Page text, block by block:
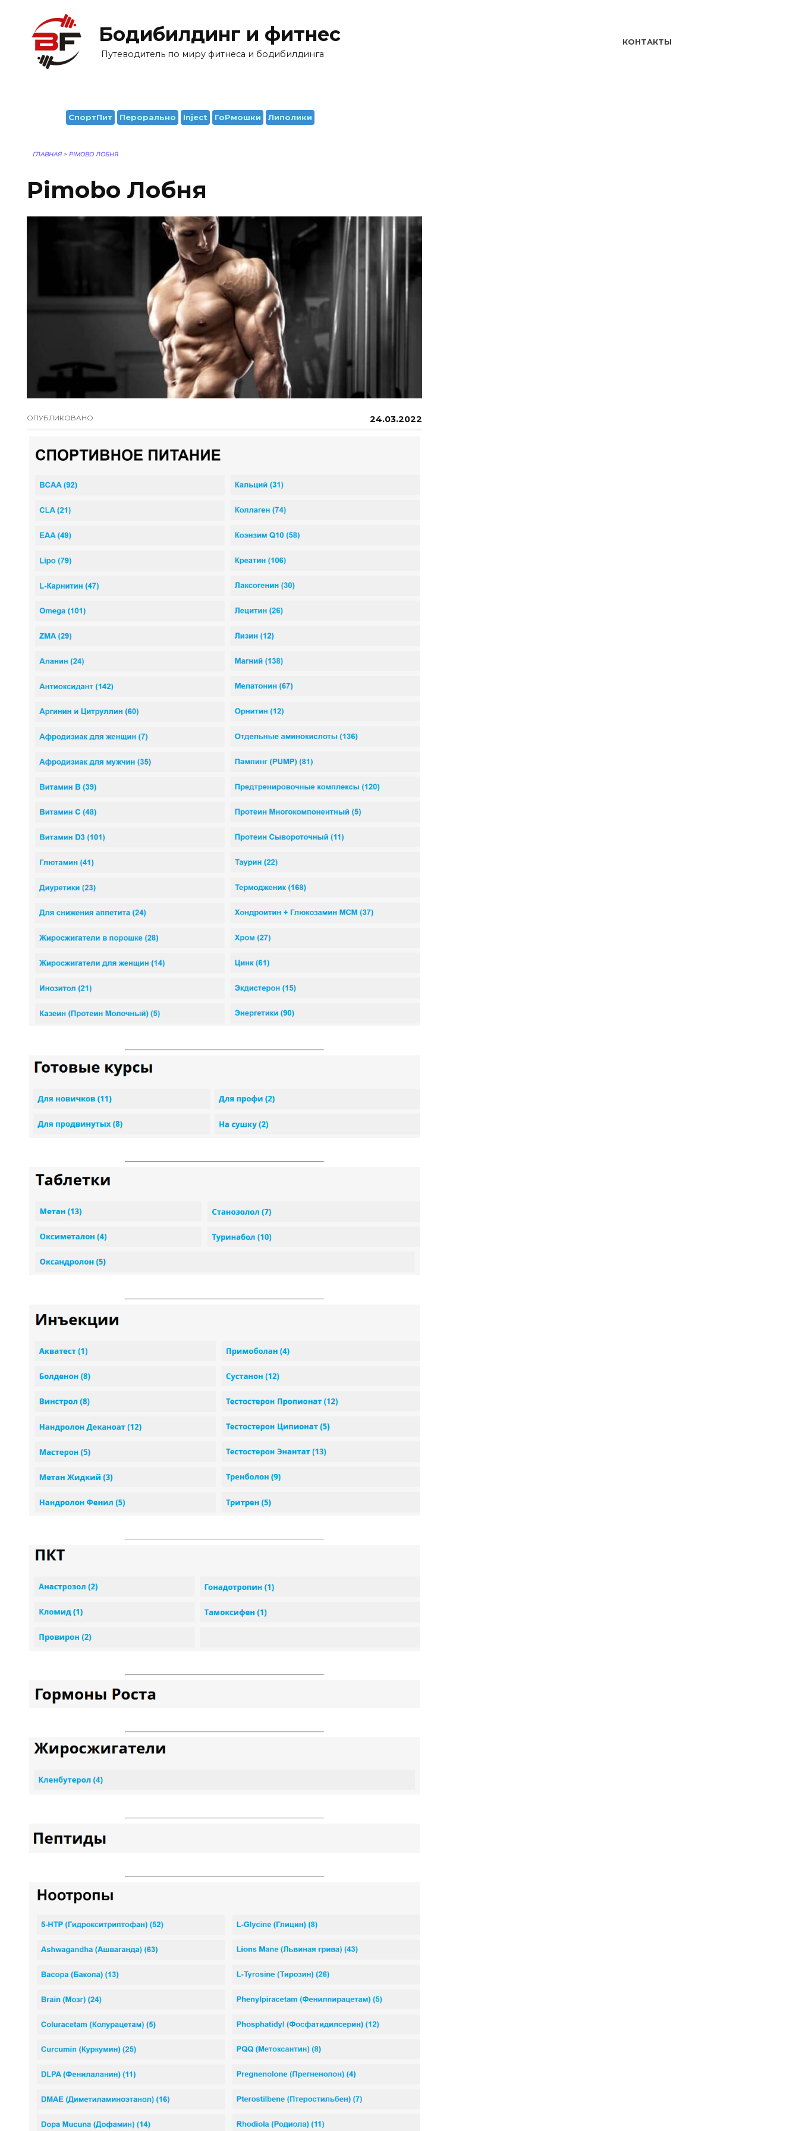
содержанию
Бодибилдинг и фитнес
Путеводитель по миру фитнеса и бодибилдинга
КОНТАКТЫ
СпортПит Перорально Inject ГоРмошки Липолики
ГЛАВНАЯ > PIMOBO ЛОБНЯ
Pimobo Лобня
ОПУБЛИКОВАНО 24.03.2022